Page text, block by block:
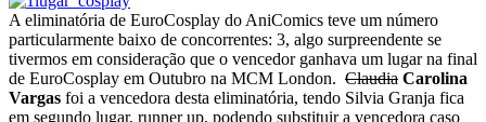
A eliminatória de EuroCosplay do AniComics teve um número
particularmente baixo de concorrentes: 3, algo surpreendente se
tivermos em consideração que o vencedor ganhava um lugar na final
de EuroCosplay em Outubro na MCM London. Claudia Carolina
Vargas foi a vencedora desta eliminatória, tendo Silvia Granja fica
em segundo lugar, runner up, podendo substituir a vencedora caso